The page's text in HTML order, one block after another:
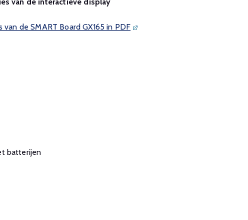
de SMART Board GX165 in PDF
batterijen